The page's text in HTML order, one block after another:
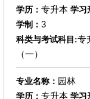
学历： 专升本 学习
学制： 3
科类与考试科目:专
（一）
专业名称： 园林
学历： 专升本 学习